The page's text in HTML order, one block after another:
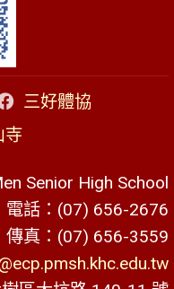
三好體協
寺
Senior High School
電話：(07) 656-2676
傳真：(07) 656-3559